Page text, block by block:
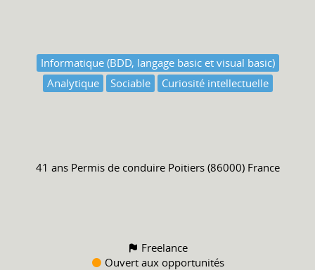
Informatique (BDD, langage basic et visual basic)
Analytique
Sociable Curiosité intellectuelle
41 ans Permis de conduire Poitiers (86000) France
Freelance
Ouvert aux opportunités